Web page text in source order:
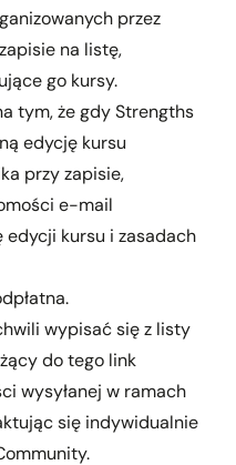
przez
na listę,
go kursy.
tym, że gdy Strengths
edycję kursu
przy zapisie,
e-mail
edycji kursu i zasadach
wypisać się z listy
do tego link
wysyłanej w ramach
się indywidualnie